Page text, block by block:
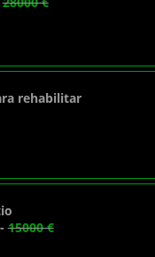
rehabilitar
-15000 €